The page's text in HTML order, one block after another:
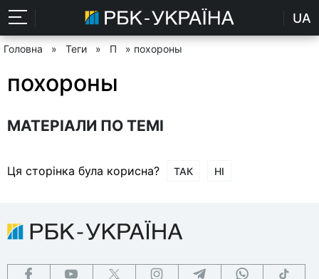
UA
Головна » Теги » П » похороны
похороны
МАТЕРІАЛИ ПО ТЕМІ
Ця сторінка була корисна? ТАК НІ